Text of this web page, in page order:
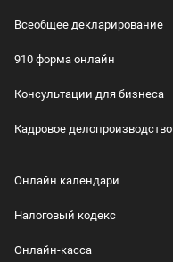
Всеобщее декларирование
910 форма онлайн
Консультации для бизнеса
Кадровое делопроизводство
Онлайн календари
Налоговый кодекс
Онлайн-касса